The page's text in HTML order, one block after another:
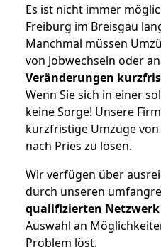
Es ist nicht immer
Freiburg im Breisgau
Manchmal müssen
von Jobwechseln oder
Veränderungen
Wenn Sie sich in einer
keine Sorge! Unsere
kurzfristige Umzüge
nach Pries zu lösen.
Wir verfügen über
durch unseren
qualifizierten Netzwerk
Auswahl an
Problem löst.